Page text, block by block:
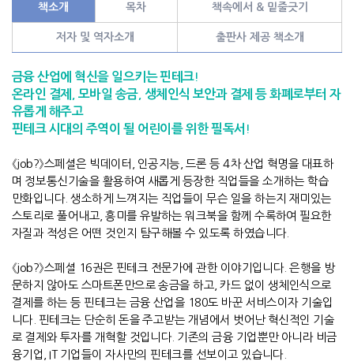
책소개 목차 책속에서 & 밑줄긋기
저자 및 역자소개 출판사 제공 책소개
금융 산업에 혁신을 일으키는 핀테크!
온라인 결제 모바일 송금, 생체인식 보안과 결제 등 화폐로부터 자
유롭게 해주고
핀테크 시대의 주역이 될 어린이를 위한 필독서 !
《job?》스페셜은 빅데이터 인공지능 드론 등4차 산업 혁명을 대표하
며 정보통신기술을 활용하여 새롭게 등장한 직업들을 소개하는 학습
만화입니다.생소하게 느껴지는 직업들이 무슨 일을 하는지 재미있는
스토리로 풀어내고 ,흥미를 유발하는 워크북을 함께 수록하여 필요한
자질과 적성은 어떤 것인지 탐구해볼 수 있도록 하였습니다.
《job?》스페셜 16권은 핀테크 전문가에 관한 이야기입니다.은행을 방
문하지 않아도 스마트폰만으로 송금을 하고 ,카드 없이 생체인식으로
결제를 하는 등 핀테크는 금융 산업을 180도 바꾼 서비스이자 기술입
니다. 핀테크는 단순히 돈을 주고받는 개념에서 벗어난 혁신적인 기술
로 결제와 투자를 개혁할 것입니다. 기존의 금융 기업뿐만 아니라 비금
융기업 , IT 기업들이 자사만의 핀테크를 선보이고 있습니다.